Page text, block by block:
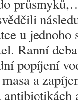
u
Ranní
popíjení
a